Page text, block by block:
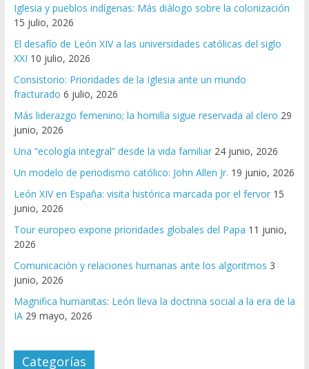
Iglesia y pueblos indígenas: Más diálogo sobre la colonización
15 julio, 2026
El desafío de León XIV a las universidades católicas del siglo
XXI 10 julio, 2026
Consistorio: Prioridades de la Iglesia ante un mundo
fracturado 6 julio, 2026
Más liderazgo femenino; la homilía sigue reservada al clero 29
junio, 2026
Una “ecología integral” desde la vida familiar 24 junio, 2026
Un modelo de periodismo católico: John Allen Jr. 19 junio, 2026
León XIV en España: visita histórica marcada por el fervor 15
junio, 2026
Tour europeo expone prioridades globales del Papa 11 junio,
2026
Comunicación y relaciones humanas ante los algoritmos 3
junio, 2026
Magnifica humanitas: León lleva la doctrina social a la era de la
IA 29 mayo, 2026
Categorías